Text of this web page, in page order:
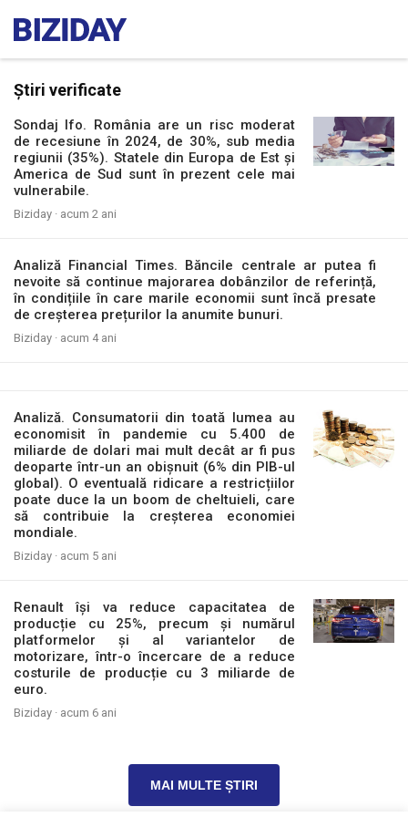
Știri verificate
Sondaj Ifo. România are un risc moderat
de recesiune în 2024, de 30%, sub media
regiunii (35%). Statele din Europa de Est și
America de Sud sunt în prezent cele mai
vulnerabile.
Biziday · acum 2 ani
Analiză Financial Times. Băncile centrale ar putea fi
nevoite să continue majorarea dobânzilor de referință,
în condițiile în care marile economii sunt încă presate
de creșterea prețurilor la anumite bunuri.
Biziday · acum 4 ani
Analiză. Consumatorii din toată lumea au
economisit în pandemie cu 5.400 de
miliarde de dolari mai mult decât ar fi pus
deoparte într-un an obișnuit (6% din PIB-ul
global). O eventuală ridicare a restricțiilor
poate duce la un boom de cheltuieli, care
să contribuie la creșterea economiei
mondiale.
Biziday · acum 5 ani
Renault își va reduce capacitatea de
producție cu 25%, precum și numărul
platformelor și al variantelor de
motorizare, într-o încercare de a reduce
costurile de producție cu 3 miliarde de
euro.
Biziday · acum 6 ani
MAI MULTE ȘTIRI